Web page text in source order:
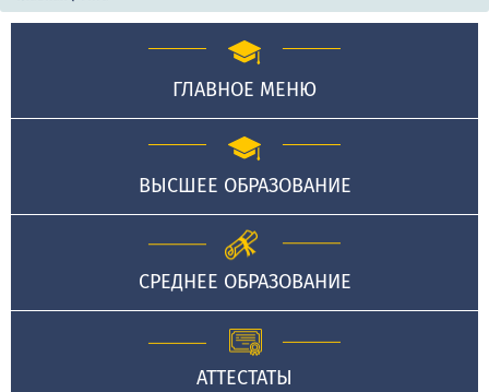
ГЛАВНОЕ МЕНЮ
ВЫСШЕЕ ОБРАЗОВАНИЕ
СРЕДНЕЕ ОБРАЗОВАНИЕ
АТТЕСТАТЫ